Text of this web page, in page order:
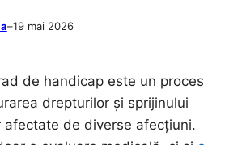
–19 mai 2026
de handicap este un proces
drepturilor și sprijinului
afectate de diverse afecțiuni.